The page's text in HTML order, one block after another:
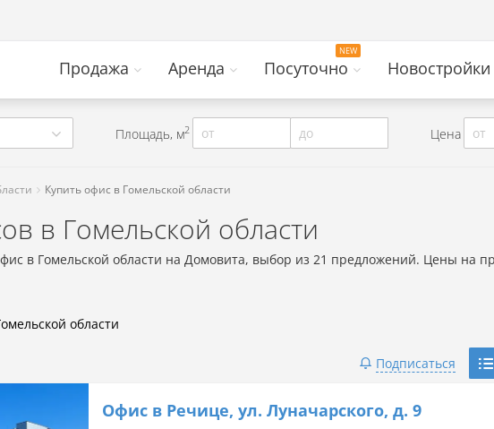
Продажа Аренда Посуточно Новостройки
Площадь, м2 от до Цена от
Купить офис в Гомельской области
в Гомельской области
в Гомельской области на Домовита, выбор из 21 предложений. Цены на
области
Подписаться
Офис в Речице, ул. Луначарского, д. 9